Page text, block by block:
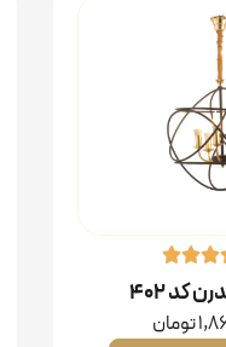
کد ۴۰۲
تومان